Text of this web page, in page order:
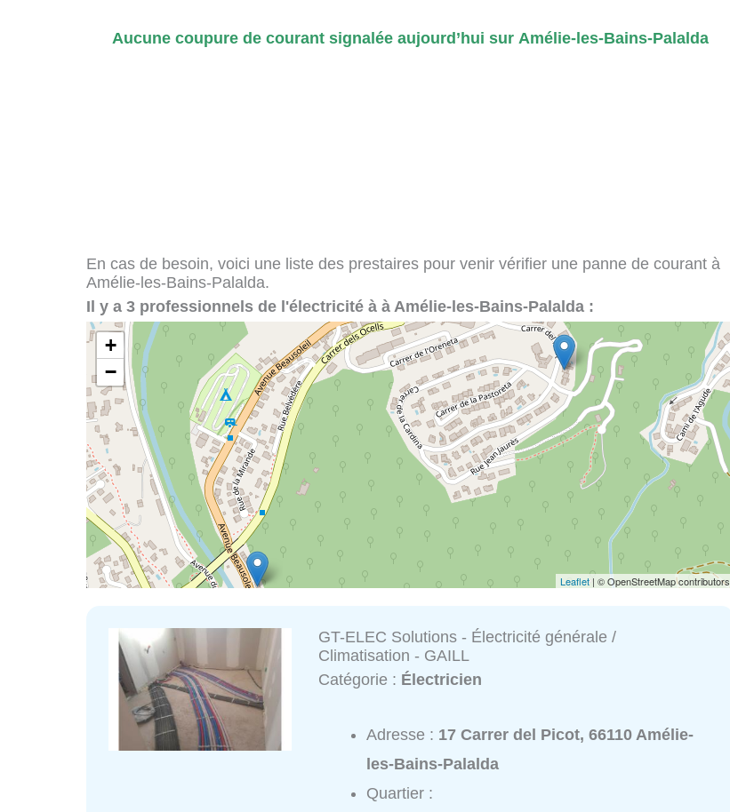
Aucune coupure de courant signalée aujourd’hui sur Amélie-les-Bains-Palalda
En cas de besoin, voici une liste des prestaires pour venir vérifier une panne de courant à
Amélie-les-Bains-Palalda.
Il y a 3 professionnels de l'électricité à à Amélie-les-Bains-Palalda :
+
−
Leaflet | © OpenStreetMap contributors
GT-ELEC Solutions - Électricité générale /
Climatisation - GAILL
Catégorie : Électricien
Adresse : 17 Carrer del Picot, 66110 Amélie-
les-Bains-Palalda
Quartier :